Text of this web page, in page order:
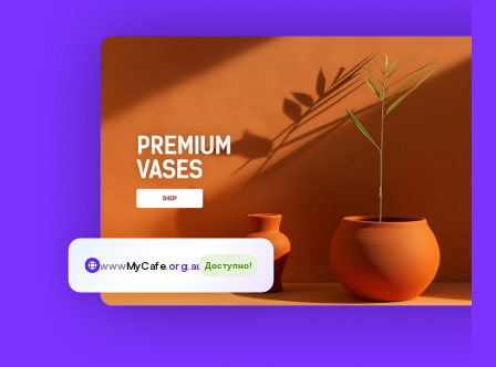
wwwMyCafe.org.au Доступно!